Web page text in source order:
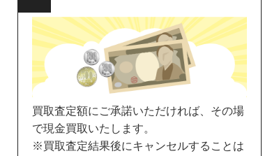
買取査定額にご承諾いただければ、その場
で現金買取いたします。
※買取査定結果後にキャンセルすることは